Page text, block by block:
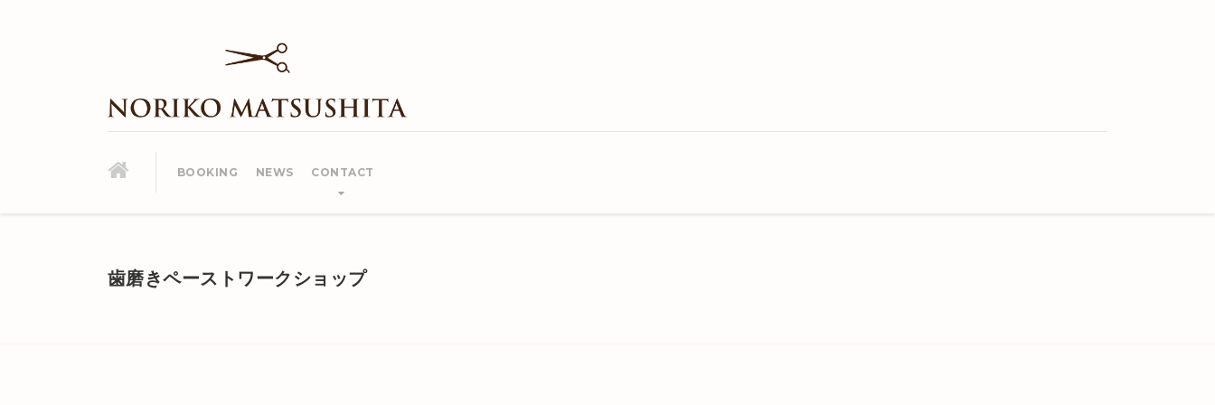
BOOKING NEWS CONTACT
歯磨きペーストワークショップ